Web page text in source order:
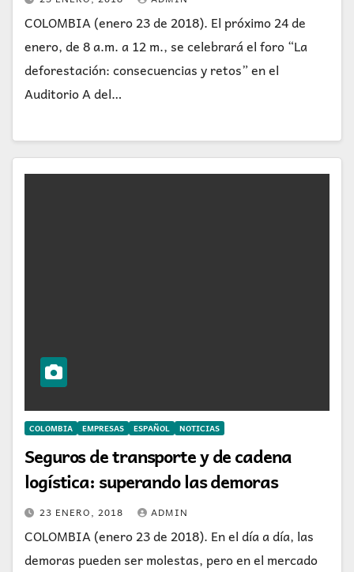
COLOMBIA (enero 23 de 2018). El próximo 24 de
enero, de 8 a.m. a 12 m., se celebrará el foro “La
deforestación: consecuencias y retos” en el
Auditorio A del…
COLOMBIA EMPRESAS ESPAÑOL NOTICIAS
Seguros de transporte y de cadena
logística: superando las demoras
23 ENERO, 2018 ADMIN
COLOMBIA (enero 23 de 2018). En el día a día, las
demoras pueden ser molestas, pero en el mercado